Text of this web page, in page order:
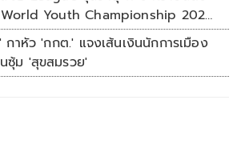
Youth Championship 2026
ปร์
กาหัว 'กกต.' แจงเส้นเงินนักการเมือง
ซุ้ม 'สุขสมรวย'